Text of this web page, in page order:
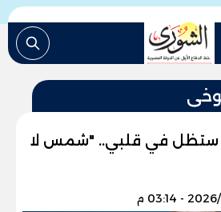
ستظل في قلبي.. "شمس لا